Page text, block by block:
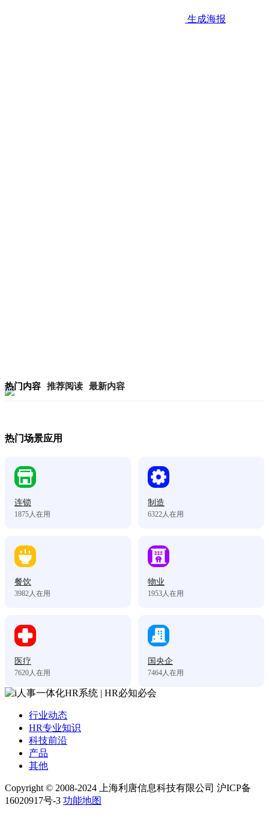
生成海报
热门内容 推荐阅读 最新内容
热门场景应用
连锁
1875人在用
制造
6322人在用
餐饮
3982人在用
物业
1953人在用
医疗
7620人在用
国央企
7464人在用
行业动态
HR专业知识
科技前沿
产品
其他
Copyright © 2008-2024 上海利唐信息科技有限公司 沪ICP备
16020917号-3 功能地图